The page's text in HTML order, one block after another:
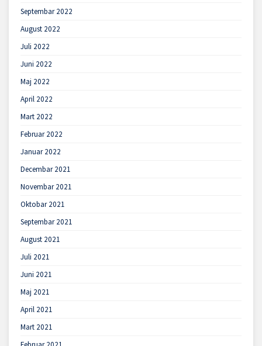
Septembar 2022
August 2022
Juli 2022
Juni 2022
Maj 2022
April 2022
Mart 2022
Februar 2022
Januar 2022
Decembar 2021
Novembar 2021
Oktobar 2021
Septembar 2021
August 2021
Juli 2021
Juni 2021
Maj 2021
April 2021
Mart 2021